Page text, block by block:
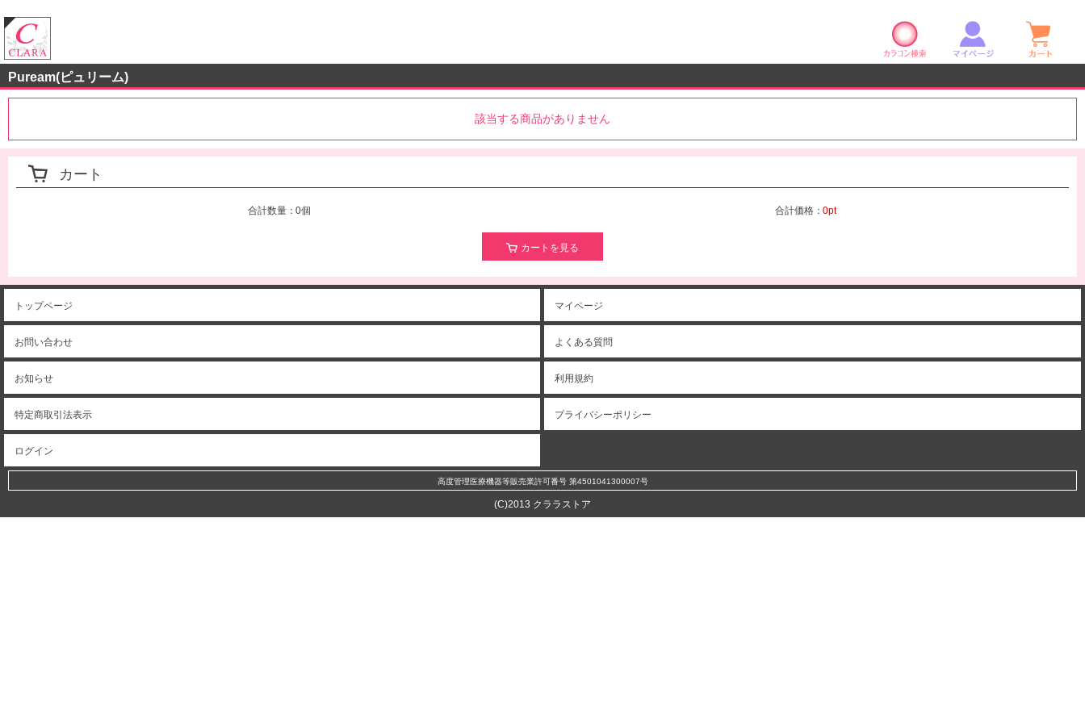
カラコン検索 マイページ
Puream(ピュリーム)
該当する商品がありません
カート
合計数量：0個 合計価格：0pt
カートを見る
トップページ マイページ
お問い合わせ よくある質問
お知らせ 利用規約
特定商取引法表示 プライバシーポリシー
ログイン
高度管理医療機器等販売業許可番号 第4501041300007号
(C)2013 クララストア